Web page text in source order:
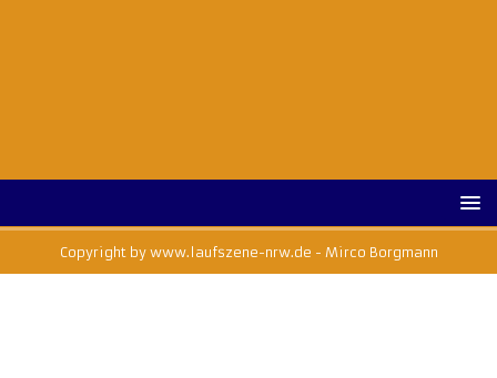
Copyright by www.laufszene-nrw.de - Mirco Borgmann